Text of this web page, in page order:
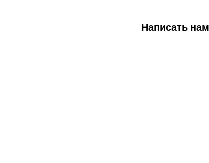
Написать